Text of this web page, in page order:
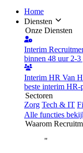
Home
Diensten
Onze Diensten
Interim
binnen 48 uur 2-
Interim HR Van
beste interim HR-
Sectoren
Zorg Tech & IT
Alle functies
Waarom
"